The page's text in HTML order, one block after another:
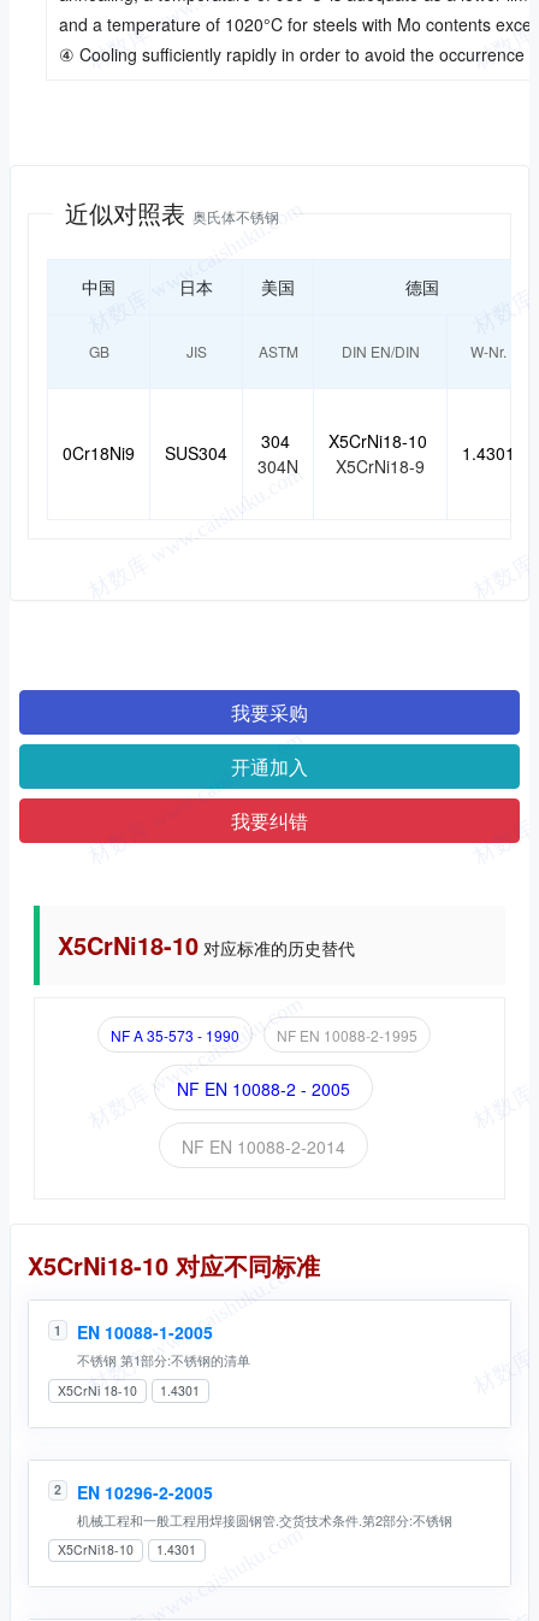
and a temperature of 1020°C for steels with Mo contents
④ Cooling sufficiently rapidly in order to avoid the
近似对照表 奥氏体不锈钢
中国 日本 美国 德国
GB JIS ASTM DIN EN/DIN W-Nr.
0Cr18Ni9 SUS304
304
304N
X5CrNi18-10
X5CrNi18-9
1.4301
我要采购
开通加入
我要纠错
X5CrNi18-10 对应标准的历史替代
NF A 35-573 - 1990 NF EN 10088-2-1995
NF EN 10088-2 - 2005
NF EN 10088-2-2014
同名标准
X5CrNi18-10 对应不同标准
1 EN 10088-1-2005
不锈钢 第1部分:不锈钢的清单
X5CrNi 18-10 1.4301
2 EN 10296-2-2005
机械工程和一般工程用焊接圆钢管.交货技术条件.第2部分:不锈钢
X5CrNi18-10 1.4301